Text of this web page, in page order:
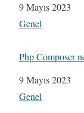
Tarih
9 Mayıs 2023
Şuna göre:
Genel
Php Composer
Tarih
9 Mayıs 2023
Şuna göre:
Genel